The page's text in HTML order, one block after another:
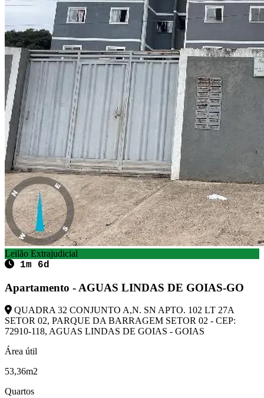
Leilão Extrajudicial
1m 6d
Apartamento - AGUAS LINDAS DE GOIAS-GO
QUADRA 32 CONJUNTO A,N. SN APTO. 102 LT 27A
SETOR 02, PARQUE DA BARRAGEM SETOR 02 - CEP:
72910-118, AGUAS LINDAS DE GOIAS - GOIAS
Área útil
53,36m2
Quartos